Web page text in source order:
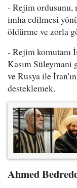
- Rejim
imha edilmesi
öldürme ve zorla
- Rejim komutanı
Kasım Süleymani
ve Rusya ile
desteklemek.
Ahmed